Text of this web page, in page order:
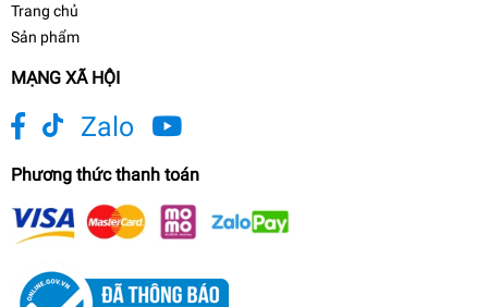
Trang chủ
Sản phẩm
MẠNG XÃ HỘI
Zalo
Phương thức thanh toán